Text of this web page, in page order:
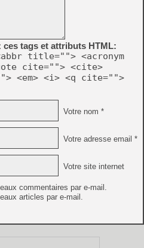
ces tags et attributs HTML:
title=""> <acronym
cite=""> <cite>
<em> <i> <q cite="">
Votre nom *
Votre adresse email *
Votre site internet
commentaires par e-mail.
articles par e-mail.